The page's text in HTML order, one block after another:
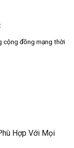
cộng đồng mạng thời
Hợp Với Mọi